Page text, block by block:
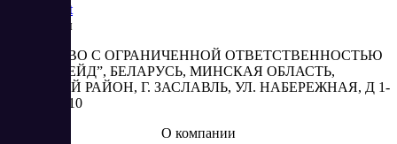
Market
Реквизиты
ОБЩЕСТВО С ОГРАНИЧЕННОЙ ОТВЕТСТВЕННОСТЬЮ
“АБЕСТРЕЙД”, БЕЛАРУСЬ, МИНСКАЯ ОБЛАСТЬ,
МИНСКИЙ РАЙОН, Г. ЗАСЛАВЛЬ, УЛ. НАБЕРЕЖНАЯ, Д 1-
2, КОМ. 310
О компании